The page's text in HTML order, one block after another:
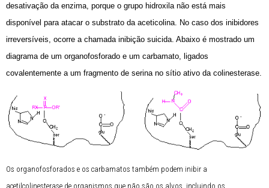
desativação da enzima, porque o grupo hidroxila não está mais
disponível para atacar o substrato da aceticolina. No caso dos inibidores
irreversíveis, ocorre a chamada inibição suicida. Abaixo é mostrado um
diagrama de um organofosforado e um carbamato, ligados
covalentemente a um fragmento de serina no sítio ativo da colinesterase.
Os organofosforados e os carbamatos também podem inibir a
acetilcolinesterase de organismos que não são os alvos, incluindo os